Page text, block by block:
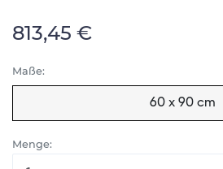
813,45 €
Maße:
60 x 90 cm
Menge: